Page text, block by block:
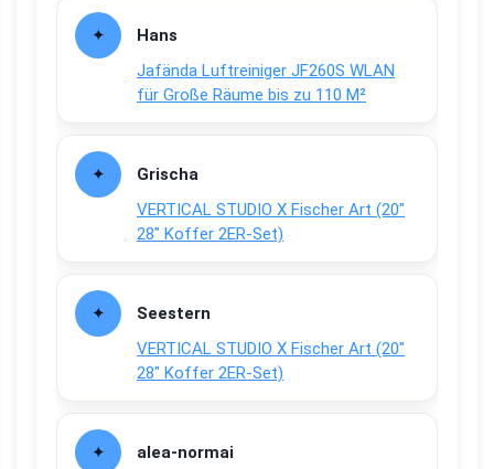
Hans
Jafända Luftreiniger JF260S WLAN
für Große Räume bis zu 110 M²
Grischa
VERTICAL STUDIO X Fischer Art (20″
28″ Koffer 2ER-Set)
Seestern
VERTICAL STUDIO X Fischer Art (20″
28″ Koffer 2ER-Set)
alea-normai